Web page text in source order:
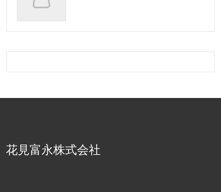
花見富永株式会社